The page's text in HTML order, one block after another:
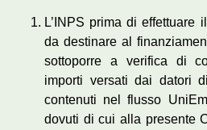
L’INPS prima di effettuare
da destinare al
sottoporre a verifica di
importi versati dai datori
contenuti nel flusso
dovuti di cui alla presente